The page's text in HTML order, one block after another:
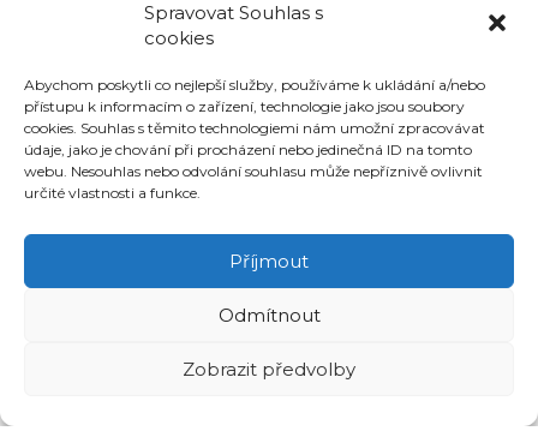
Spravovat Souhlas s
cookies
Abychom poskytli co nejlepší služby, používáme k ukládání a/nebo
přístupu k informacím o zařízení, technologie jako jsou soubory
cookies. Souhlas s těmito technologiemi nám umožní zpracovávat
údaje, jako je chování při procházení nebo jedinečná ID na tomto
webu. Nesouhlas nebo odvolání souhlasu může nepříznivě ovlivnit
určité vlastnosti a funkce.
Příjmout
Odmítnout
Zobrazit předvolby
-
FK ČESKÁ
TŘEBOVÁ
14. 6. 2026
5
-
SKUTEČ